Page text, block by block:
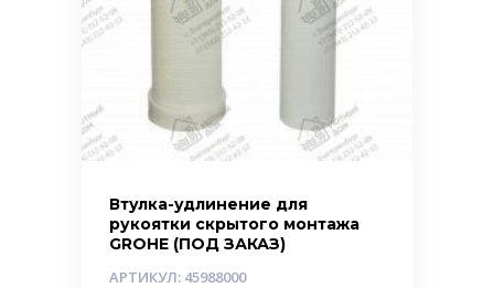
Втулка-удлинение для
рукоятки скрытого монтажа
GROHE (ПОД ЗАКАЗ)
АРТИКУЛ: 45988000